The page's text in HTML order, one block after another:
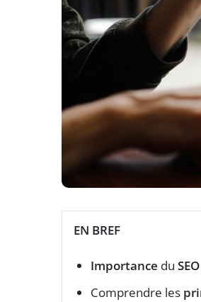
EN BREF
Importance du SEO
Comprendre les